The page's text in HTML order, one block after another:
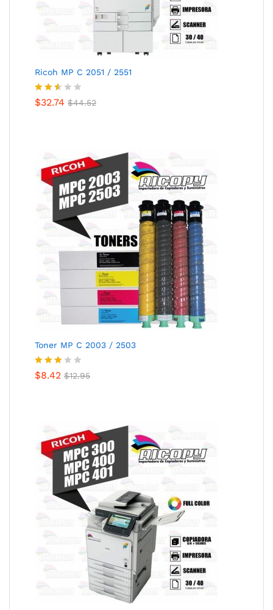
Ricoh MP C 2051 / 2551
Valor
$32.74 $44.52
Toner MP C 2003 / 2503
Valora
$8.42 $12.95